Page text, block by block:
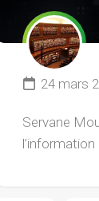
24 mars
Servane